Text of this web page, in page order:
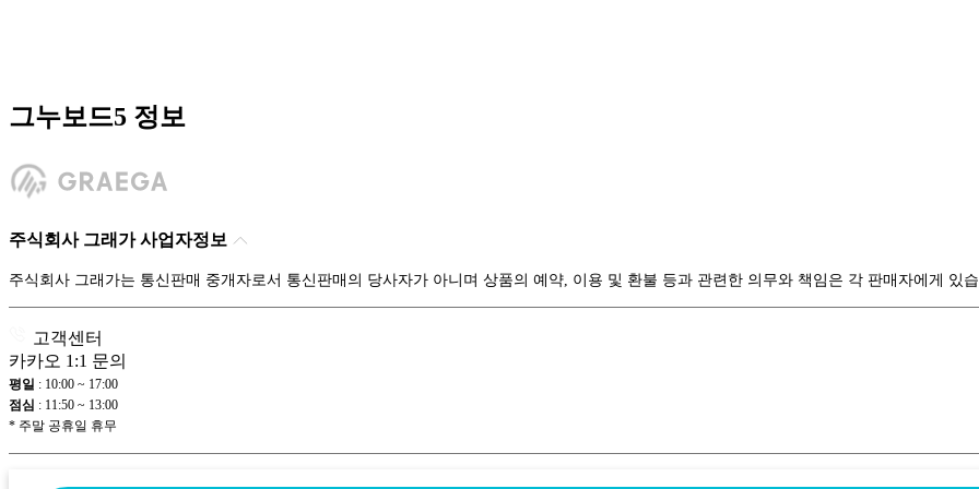
그누보드5 정보
주식회사 그래가 사업자정보
주식회사 그래가는 통신판매 중개자로서 통신판매의 당사자가 아니며 상품의 예약, 이용 및 환불 등과 관련한 의무와 책임은 각 판매자에게 있
고객센터
카카오 1:1 문의
평일 : 10:00 ~ 17:00
점심 : 11:50 ~ 13:00
* 주말 공휴일 휴무